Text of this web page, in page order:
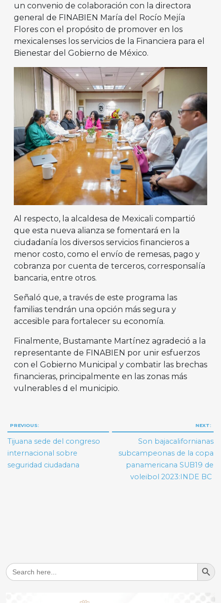
un convenio de colaboración con la directora
general de FINABIEN María del Rocío Mejía
Flores con el propósito de promover en los
mexicalenses los servicios de la Financiera para el
Bienestar del Gobierno de México.
Al respecto, la alcaldesa de Mexicali compartió
que esta nueva alianza se fomentará en la
ciudadanía los diversos servicios financieros a
menor costo, como el envío de remesas, pago y
cobranza por cuenta de terceros, corresponsalía
bancaria, entre otros.
Señaló que, a través de este programa las
familias tendrán una opción más segura y
accesible para fortalecer su economía.
Finalmente, Bustamante Martínez agradeció a la
representante de FINABIEN por unir esfuerzos
con el Gobierno Municipal y combatir las brechas
financieras, principalmente en las zonas más
vulnerables d el municipio.
Navegación
de
entradas
PREVIOUS:
Tijuana sede del congreso
internacional sobre
seguridad ciudadana
NEXT:
Son bajacalifornianas
subcampeonas de la copa
panamericana SUB19 de
voleibol 2023:INDE BC
Search
for:
Search